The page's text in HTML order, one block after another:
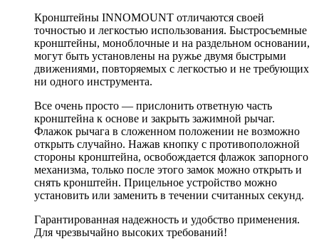
Кронштейны INNOMOUNT отличаются своей
точностью и легкостью использования. Быстросъемные
кронштейны, моноблочные и на раздельном основании,
могут быть установлены на ружье двумя быстрыми
движениями, повторяемых с легкостью и не требующих
ни одного инструмента.
Все очень просто — прислонить ответную часть
кронштейна к основе и закрыть зажимной рычаг.
Флажок рычага в сложенном положении не возможно
открыть случайно. Нажав кнопку с противоположной
стороны кронштейна, освобождается флажок запорного
механизма, только после этого замок можно открыть и
снять кронштейн. Прицельное устройство можно
установить или заменить в течении считанных секунд.
Гарантированная надежность и удобство применения.
Для чрезвычайно высоких требований!